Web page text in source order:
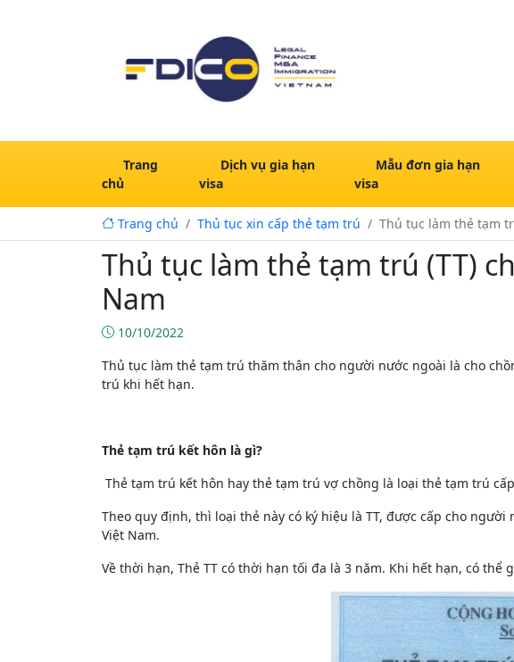
Trang
chủ
Dịch vụ gia hạn
visa
Mẫu đơn gia hạn
visa
Trang chủ Thủ tục xin cấp thẻ tạm trú Thủ tục làm thẻ tạm
Thủ tục làm thẻ tạm trú (TT)
Nam
10/10/2022
Thủ tục làm thẻ tạm trú thăm thân cho người nước ngoài là cho
trú khi hết hạn.
Thẻ tạm trú kết hôn là gì?
Thẻ tạm trú kết hôn hay thẻ tạm trú vợ chồng là loại thẻ tạm trú
Theo quy định, thì loại thẻ này có ký hiệu là TT, được cấp cho
Việt Nam.
Về thời hạn, Thẻ TT có thời hạn tối đa là 3 năm. Khi hết hạn, có thể